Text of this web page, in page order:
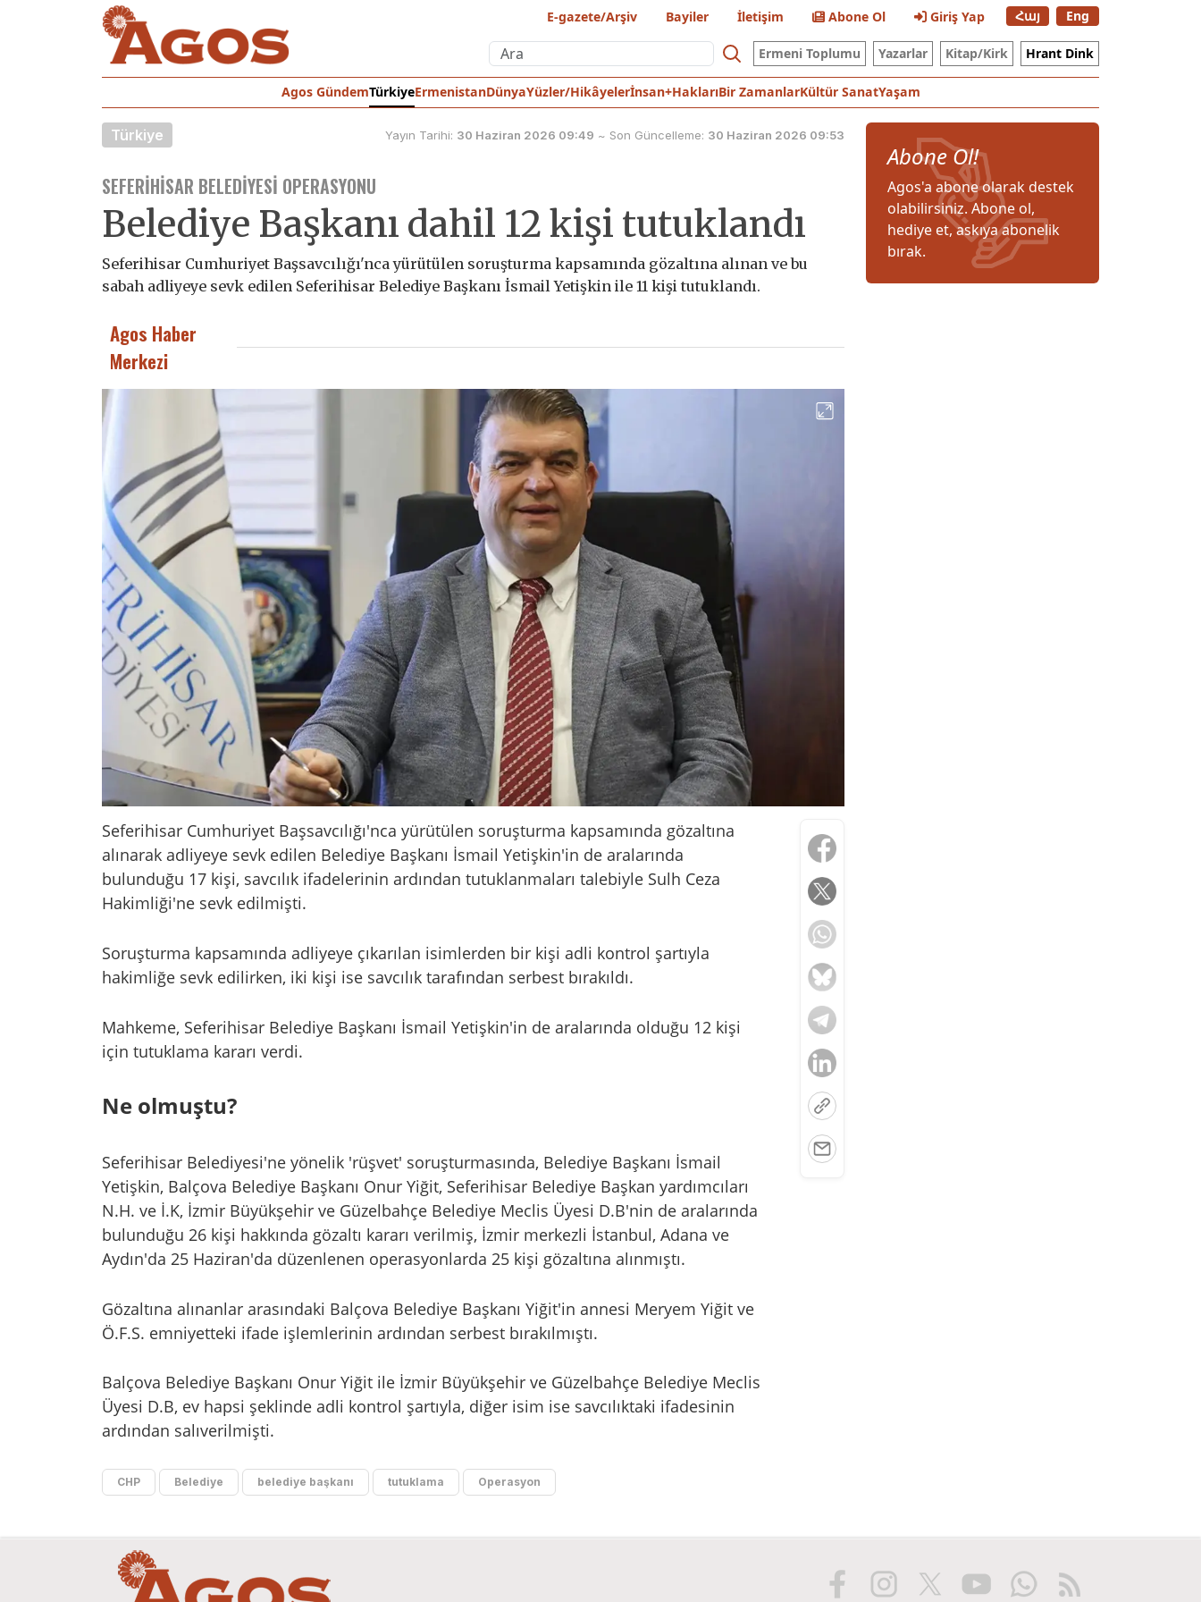
E-gazete/Arşiv Bayiler İletişim Abone Ol Giriş Yap Հայ Eng
Ermeni Toplumu Yazarlar Kitap/Kirk Hrant Dink
Agos GündemTürkiyeErmenistanDünyaYüzler/Hikâyelerİnsan+HaklarıBir ZamanlarKültür SanatYaşam
Türkiye Yayın Tarihi: 30 Haziran 2026 09:49 ~ Son Güncelleme: 30 Haziran 2026 09:53
SEFERIHISAR BELEDIYESI OPERASYONU
Belediye Başkanı dahil 12 kişi tutuklandı
Seferihisar Cumhuriyet Başsavcılığı'nca yürütülen soruşturma kapsamında gözaltına alınan ve bu
sabah adliyeye sevk edilen Seferihisar Belediye Başkanı İsmail Yetişkin ile 11 kişi tutuklandı.
Agos Haber
Merkezi
Seferihisar Cumhuriyet Başsavcılığı'nca yürütülen soruşturma kapsamında gözaltına
alınarak adliyeye sevk edilen Belediye Başkanı İsmail Yetişkin'in de aralarında
bulunduğu 17 kişi, savcılık ifadelerinin ardından tutuklanmaları talebiyle Sulh Ceza
Hakimliği'ne sevk edilmişti.
Soruşturma kapsamında adliyeye çıkarılan isimlerden bir kişi adli kontrol şartıyla
hakimliğe sevk edilirken, iki kişi ise savcılık tarafından serbest bırakıldı.
Mahkeme, Seferihisar Belediye Başkanı İsmail Yetişkin'in de aralarında olduğu 12 kişi
için tutuklama kararı verdi.
Ne olmuştu?
Seferihisar Belediyesi'ne yönelik 'rüşvet' soruşturmasında, Belediye Başkanı İsmail
Yetişkin, Balçova Belediye Başkanı Onur Yiğit, Seferihisar Belediye Başkan yardımcıları
N.H. ve İ.K, İzmir Büyükşehir ve Güzelbahçe Belediye Meclis Üyesi D.B'nin de aralarında
bulunduğu 26 kişi hakkında gözaltı kararı verilmiş, İzmir merkezli İstanbul, Adana ve
Aydın'da 25 Haziran'da düzenlenen operasyonlarda 25 kişi gözaltına alınmıştı.
Gözaltına alınanlar arasındaki Balçova Belediye Başkanı Yiğit'in annesi Meryem Yiğit ve
Ö.F.S. emniyetteki ifade işlemlerinin ardından serbest bırakılmıştı.
Balçova Belediye Başkanı Onur Yiğit ile İzmir Büyükşehir ve Güzelbahçe Belediye Meclis
Üyesi D.B, ev hapsi şeklinde adli kontrol şartıyla, diğer isim ise savcılıktaki ifadesinin
ardından salıverilmişti.
CHP Belediye belediye başkanı tutuklama Operasyon
Abone Ol!
Agos'a abone olarak destek
olabilirsiniz. Abone ol,
hediye et, askıya abonelik
bırak.